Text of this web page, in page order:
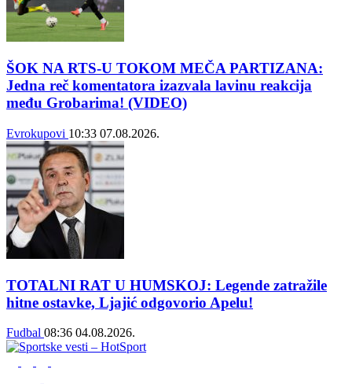
ŠOK NA RTS-U TOKOM MEČA PARTIZANA:
Jedna reč komentatora izazvala lavinu reakcija
među Grobarima! (VIDEO)
Evrokupovi 10:33 07.08.2026.
TOTALNI RAT U HUMSKOJ: Legende zatražile
hitne ostavke, Ljajić odgovorio Apelu!
Fudbal 08:36 04.08.2026.